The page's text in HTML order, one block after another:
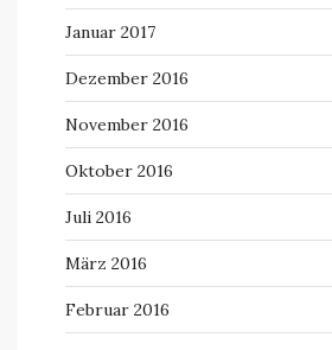
Januar 2017
Dezember 2016
November 2016
Oktober 2016
Juli 2016
März 2016
Februar 2016